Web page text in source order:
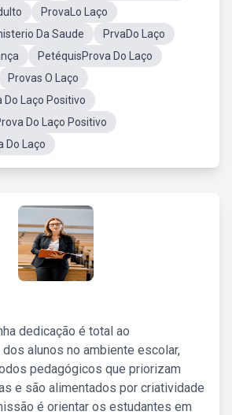
ProvaLo Laço
Da Saude
PrvaDo Laço
PetéquisProva Do Laço
Provas O Laço
Do Laço Positivo
Do Laço Positivo
Do Laço
dedicação é total ao
alunos no ambiente escolar,
pedagógicos que priorizam
e são alimentados por criatividade
é orientar os estudantes em